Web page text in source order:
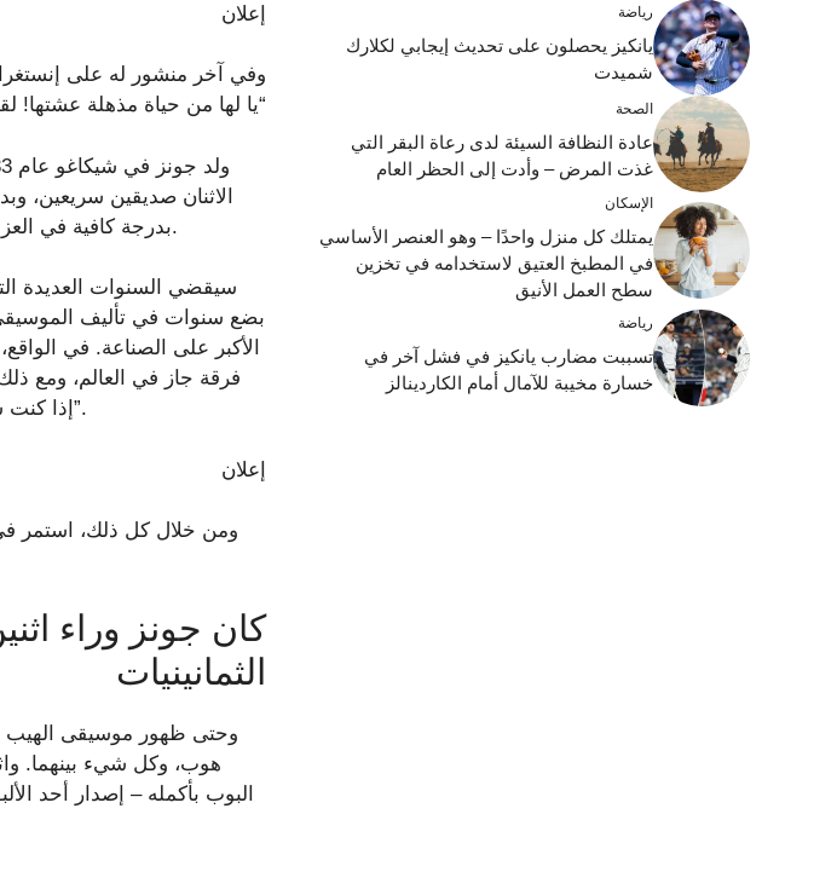
إعلان
“يا لها من حياة مذهلة عشتها!
الاثنان صديقين سريعين،
بدرجة كافية في العزف على آلته الموسيقية حتى يتمكن من جني القليل من المال من أداء موسيقى الجاز.
سيقضي السنوات العديدة
بضع سنوات في تأليف الموسيقى
الأكبر على الصناعة. في
فرقة جاز في العالم، ومع
ذات مرة، وفقًا لموقع Superbrass Music: “إذا كنت سأنجو، فيجب أن أتعلم الفرق بين الاثنين”.
إعلان
ومن خلال كل ذلك، استمر
كان جونز وراء
الثمانينيات
هوب، وكل شيء بينهما.
البوب ​​بأكمله – إصدار أحد
رياضة
يانكيز يحصلون على تحديث إيجابي لكلارك
شميدت
الصحة
عادة النظافة السيئة لدى رعاة البقر التي
غذت المرض – وأدت إلى الحظر العام
الإسكان
يمتلك كل منزل واحدًا – وهو العنصر الأساسي
في المطبخ العتيق لاستخدامه في تخزين
سطح العمل الأنيق
رياضة
تسببت مضارب يانكيز في فشل آخر في
خسارة مخيبة للآمال أمام الكاردينالز